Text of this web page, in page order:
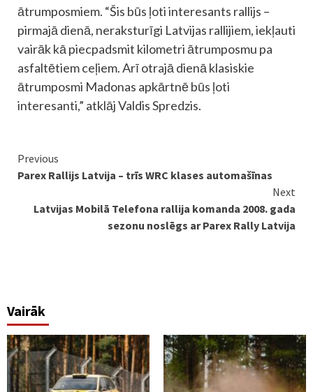
ātrumposmiem. “Šis būs ļoti interesants rallijs –
pirmajā dienā, neraksturīgi Latvijas rallijiem, iekļauti
vairāk kā piecpadsmit kilometri ātrumposmu pa
asfaltētiem ceļiem. Arī otrajā dienā klasiskie
ātrumposmi Madonas apkārtnē būs ļoti
interesanti,” atklāj Valdis Spredzis.
Continue
Reading
Previous
Parex Rallijs Latvija – trīs WRC klases automašīnas
Next
Latvijas Mobilā Telefona rallija komanda 2008. gada
sezonu noslēgs ar Parex Rally Latvija
Vairāk